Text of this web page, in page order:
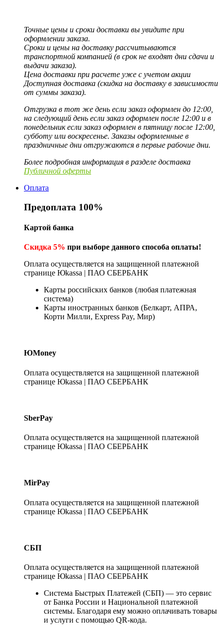
Точные цены и сроки доставки вы увидите при
оформлении заказа.
Сроки и цены на доставку рассчитываются
транспортной компанией (в срок не входят дни сдачи и
выдачи заказа).
Цена доставки при расчете уже с учетом акции
Доступная доставка (скидка на доставку в зависимости
от суммы заказа).
Отгрузка в тот же день если заказ оформлен до 12:00,
на следующий день если заказ оформлен после 12:00 и в
понедельник если заказ оформлен в пятницу после 12:00,
субботу или воскресенье. Заказы оформленные в
праздничные дни отгружаются в первые рабочие дни.
Более подробная информация в разделе доставка
Публичной оферты
Оплата
Предоплата 100%
Картой банка
Скидка 5% при выборе данного способа оплаты!
Оплата осуществляется на защищенной платежной
странице Юkassa | ПАО СБЕРБАНК
Карты российских банков (любая платежная
система)
Карты иностранных банков (Белкарт, АПРА,
Корти Милли, Express Pay, Мир)
ЮMoney
Оплата осуществляется на защищенной платежной
странице Юkassa | ПАО СБЕРБАНК
SberPay
Оплата осуществляется на защищенной платежной
странице Юkassa | ПАО СБЕРБАНК
MirPay
Оплата осуществляется на защищенной платежной
странице Юkassa | ПАО СБЕРБАНК
СБП
Оплата осуществляется на защищенной платежной
странице Юkassa | ПАО СБЕРБАНК
Система Быстрых Платежей (СБП) — это сервис
от Банка России и Национальной платежной
системы. Благодаря ему можно оплачивать товары
и услуги с помощью QR-кода.